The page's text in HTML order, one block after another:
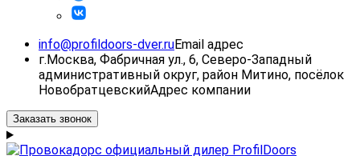
info@profildoors-dver.ruEmail адрес
г.Москва, Фабричная ул., 6, Северо-Западный
административный округ, район Митино, посёлок
НовобратцевскийАдрес компании
Заказать звонок